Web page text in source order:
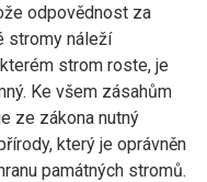
odpovědnost za
stromy náleží
strom roste, je
Ke všem zásahům
ze zákona nutný
který je oprávněn
památných stromů.